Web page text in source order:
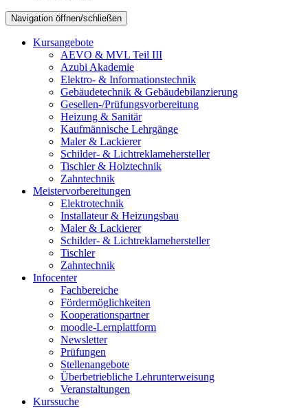
Navigation öffnen/schließen
Kursangebote
AEVO & MVL Teil III
Azubi Akademie
Elektro- & Informationstechnik
Gebäudetechnik & Gebäudebilanzierung
Gesellen-/Prüfungsvorbereitung
Heizung & Sanitär
Kaufmännische Lehrgänge
Maler & Lackierer
Schilder- & Lichtreklamehersteller
Tischler & Holztechnik
Zahntechnik
Meistervorbereitungen
Elektrotechnik
Installateur & Heizungsbau
Maler & Lackierer
Schilder- & Lichtreklamehersteller
Tischler
Zahntechnik
Infocenter
Fachbereiche
Fördermöglichkeiten
Kooperationspartner
moodle-Lernplattform
Newsletter
Prüfungen
Stellenangebote
Überbetriebliche Lehrunterweisung
Veranstaltungen
Kurssuche